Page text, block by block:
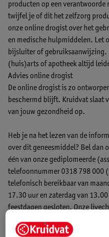
producten op een
twijfel je of dit het zelfzorg
onze online drogist over het
en medische hulpmiddelen. Let
bijsluiter of gebruiksaanwijzing.
(huis)arts of apotheek altijd
Advies online drogist
De online drogist is zo
beschermd blijft. Kruidvat slaat
van jouw gezondheid op.
Heb je na het lezen van de
over dit geneesmiddel? Bel dan
één van onze gediplomeerde
telefoonnummer 0318 798 000
telefonisch bereikbaar van
17.30 uur en zaterdag van
feestdagen gesloten.Onze
gesloten. Wij adviseren niet